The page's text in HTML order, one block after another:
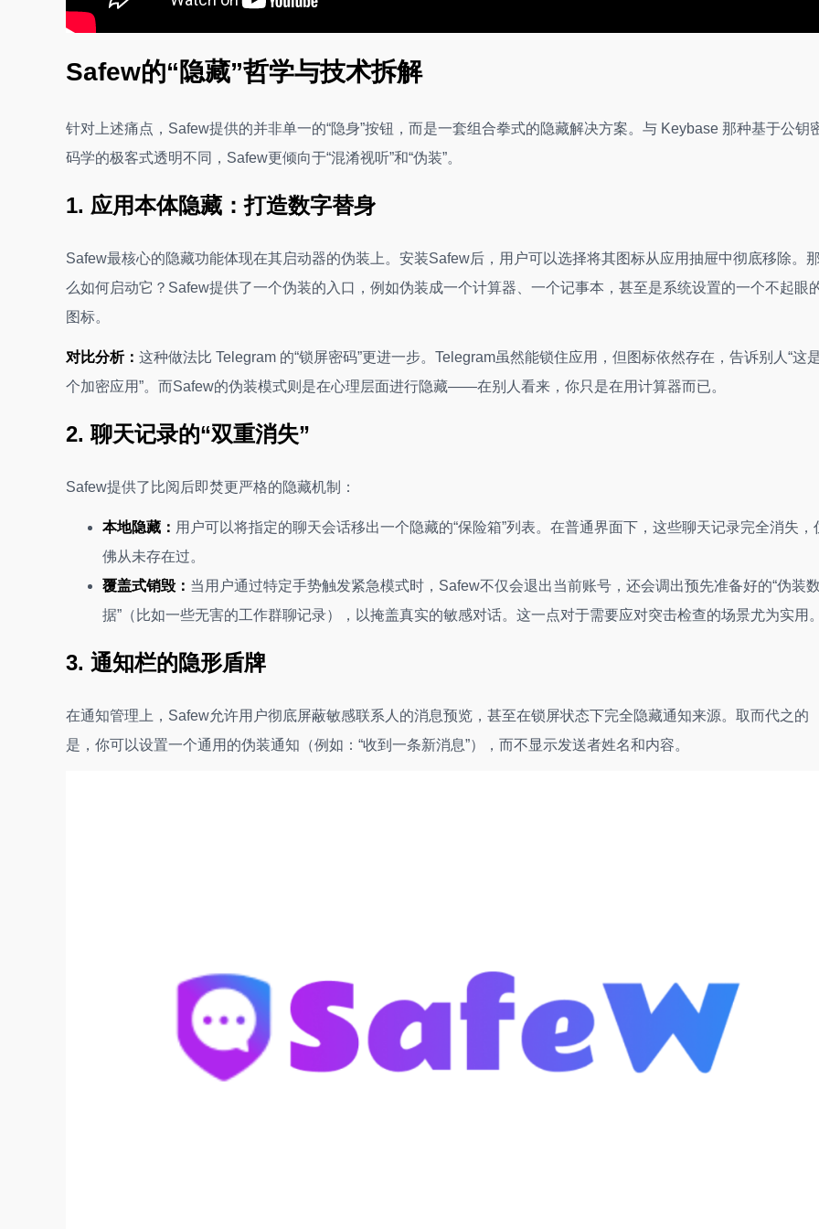
Safew的“隐藏”哲学与技术拆解
针对上述痛点，Safew提供的并非单一的“隐身”按钮，而是一套组合拳式的隐藏解决方案。与 Keybase 那种基于公钥
码学的极客式透明不同，Safew更倾向于“混淆视听”和“伪装”。
1. 应用本体隐藏：打造数字替身
Safew最核心的隐藏功能体现在其启动器的伪装上。安装Safew后，用户可以选择将其图标从应用抽屉中彻底移除。那
么如何启动它？Safew提供了一个伪装的入口，例如伪装成一个计算器、一个记事本，甚至是系统设置的一个不起眼
图标。
对比分析： 这种做法比 Telegram 的“锁屏密码”更进一步。Telegram虽然能锁住应用，但图标依然存在，告诉别人“这
个加密应用”。而Safew的伪装模式则是在心理层面进行隐藏——在别人看来，你只是在用计算器而已。
2. 聊天记录的“双重消失”
Safew提供了比阅后即焚更严格的隐藏机制：
本地隐藏： 用户可以将指定的聊天会话移出一个隐藏的“保险箱”列表。在普通界面下，这些聊天记录完全消失，
佛从未存在过。
覆盖式销毁： 当用户通过特定手势触发紧急模式时，Safew不仅会退出当前账号，还会调出预先准备好的“伪装数
据”（比如一些无害的工作群聊记录），以掩盖真实的敏感对话。这一点对于需要应对突击检查的场景尤为实用。
3. 通知栏的隐形盾牌
在通知管理上，Safew允许用户彻底屏蔽敏感联系人的消息预览，甚至在锁屏状态下完全隐藏通知来源。取而代之的
是，你可以设置一个通用的伪装通知（例如：“收到一条新消息”），而不显示发送者姓名和内容。